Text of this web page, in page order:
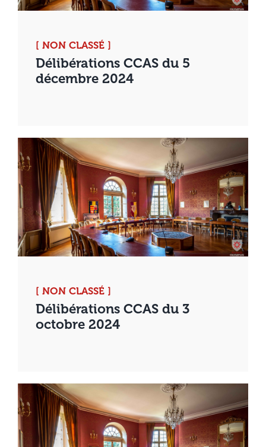
[ NON CLASSÉ ]
Délibérations CCAS du 5
décembre 2024
[ NON CLASSÉ ]
Délibérations CCAS du 3
octobre 2024